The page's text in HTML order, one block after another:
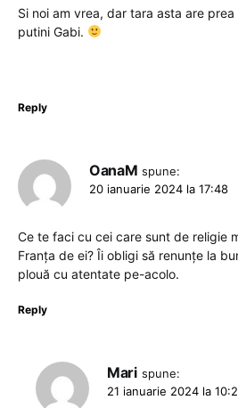
Si noi am vrea, dar tara asta are
putini Gabi.
Reply
OanaM spune:
20 ianuarie 2024 la 17:48
Ce te faci cu cei care sunt de religie
Franța de ei? Îi obligi să renunțe la
plouă cu atentate pe-acolo.
Reply
Mari spune:
21 ianuarie 2024 la